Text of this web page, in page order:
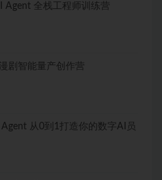
Agent 全栈工程师训练营
剧智能量产创作营
Agent 从0到1打造你的数字AI员